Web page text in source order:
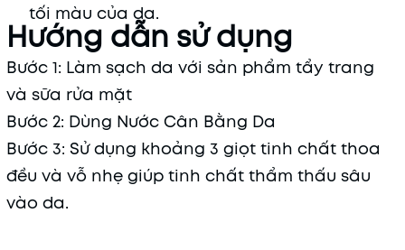
tối màu của da.
Hướng dẫn sử dụng
Bước 1: Làm sạch da với sản phẩm tẩy trang
và sữa rửa mặt
Bước 2: Dùng Nước Cân Bằng Da
Bước 3: Sử dụng khoảng 3 giọt tinh chất thoa
đều và vỗ nhẹ giúp tinh chất thẩm thấu sâu
vào da.